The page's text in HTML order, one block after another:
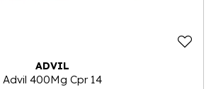
ADVIL
Advil 400Mg Cpr 14